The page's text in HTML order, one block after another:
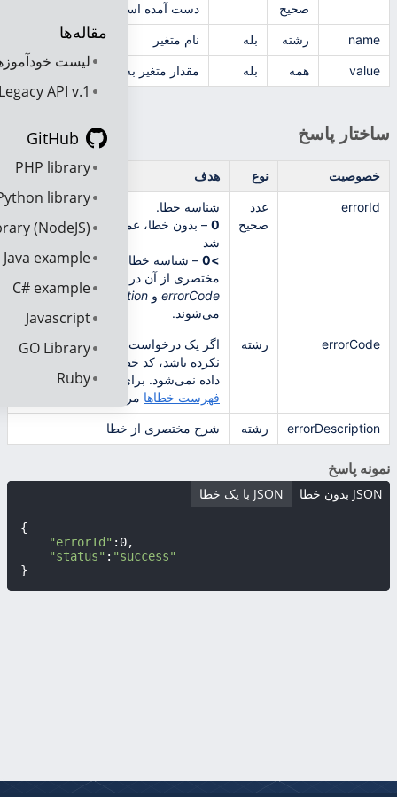
مقاله‌ها
لیست
API v.1
GitHub
PHP library
library
(NodeJS)
Java example
C# example
Javascript
GO Library
Ruby
صحیح
دست آمده است.
name رشته بله نام متغیر
value همه بله مقدار متغیر به‌تعویق‌افتاده
ساختار پاسخ
خصوصیت نوع هدف
errorId
عدد
صحیح
شناسه خطا.
0 – بدون خطا، عملیات با موفقیت انجام
شد
>0
– شناسه خطا. کد خطا و شرح
مختصری از آن در خصوصیت‌های
errorCode و errorDescriptionدرج
می‌شوند.
errorCode رشته
اگر یک درخواست هیچ خطایی ایجاد
نکرده باشد، کد خطا در خروجی قرار
داده نمی‌شود. برای اطلاع بیشتر به
فهرست خطاها مراجعه کنید.
errorDescription رشته شرح مختصری از خطا
نمونه پاسخ
JSON بدون خطا JSON با یک خطا
{
"errorId" :0,
"status" : "success"
}